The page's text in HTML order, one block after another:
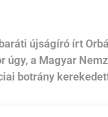
újságíró írt
úgy, a Magyar
botrány